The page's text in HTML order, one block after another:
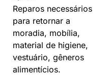
Reparos necessários
para retornar a
moradia, mobília,
material de higiene,
vestuário, gêneros
alimentícios.